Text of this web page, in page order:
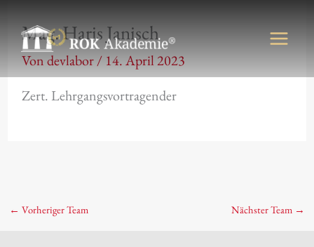
Inhalt
springen
Mag. Haris Janisch
Vondevlabor/ 14. April 2023
Zert. Lehrgangsvortragender
← Vorheriger Team Nächster Team →